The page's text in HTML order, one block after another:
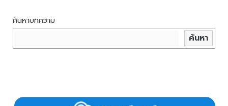
ค้นหาบทความ
ค้นหา